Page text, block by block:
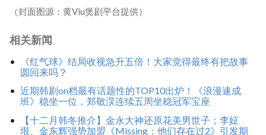
（封面图源：黄Viu煲剧平台提供）
相关新闻
《红气球》结局收视急升五倍！大家觉得最终有把故事
圆回来吗？
近期韩剧on档最有话题性的TOP10出炉！《浪漫速成
班》稳坐一位，郑敬淏连续五周坐稳冠军宝座
【十二月韩冬推介】金永大神还原花美男世子；李姃
垠、金东辉强势加盟《Missing：他们存在过2》引发期